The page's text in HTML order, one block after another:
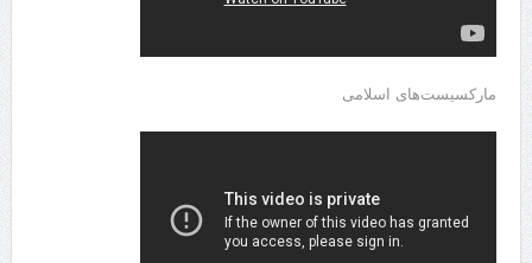
مارکسیست‌های اسلامی